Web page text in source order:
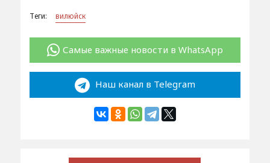
Теги: вилюйск
Самые важные новости в WhatsApp
Наш канал в Telegram